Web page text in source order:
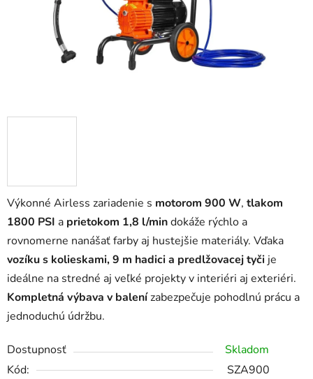
Výkonné Airless zariadenie s motorom 900 W, tlakom
1800 PSI a prietokom 1,8 l/mindokáže rýchlo a
rovnomerne nanášať farby aj hustejšie materiály. Vďaka
vozíku s kolieskami, 9 m hadici a predlžovacej tyči je
ideálne na stredné aj veľké projekty v interiéri aj exteriéri.
Kompletná výbava v balenízabezpečuje pohodlnú prácu a
jednoduchú údržbu.
Dostupnosť
Skladom
Kód:
SZA900